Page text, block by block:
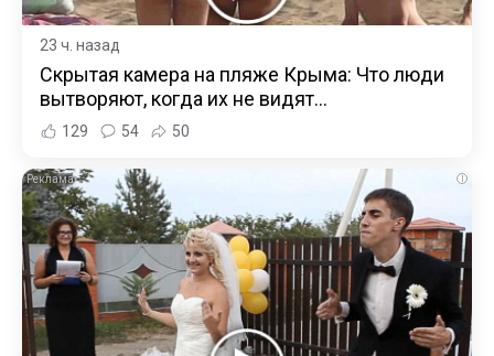
23 ч. назад
Скрытая камера на пляже Крыма: Что люди
вытворяют, когда их не видят...
129 54 50
i